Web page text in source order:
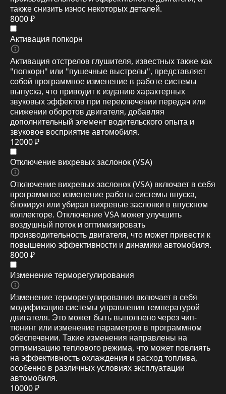
также снизить износ некоторых деталей.
8000 ₽
Активация попкорн
Активация отстрелов глушителя, известных также как
"попкорн" или "пушечные выстрелы", представляет
собой программное изменение в работе системы
выпуска, что приводит к изданию характерных
звуковых эффектов при переключении передач или
снижении оборотов двигателя, добавляя
дополнительный элемент водительского опыта и
звуковое восприятие автомобиля.
12000 ₽
Отключение вихревых заслонок (VSA)
Отключение вихревых заслонок (VSA) включает в себя
программное изменение работы системы впуска,
блокируя или убирая вихревые заслонки в впускном
коллекторе. Отключение VSA может улучшить
воздушный поток и оптимизировать
производительность двигателя, что может привести к
повышению эффективности и динамики автомобиля.
8000 ₽
Изменение терморегулирования
Изменение терморегулирования включает в себя
модификацию системы управления температурой
двигателя. Это может быть выполнено через чип-
тюнинг или изменение параметров в программном
обеспечении. Такие изменения направлены на
оптимизацию теплового режима, что может повлиять
на эффективность охлаждения и расход топлива,
особенно в различных условиях эксплуатации
автомобиля.
10000 ₽